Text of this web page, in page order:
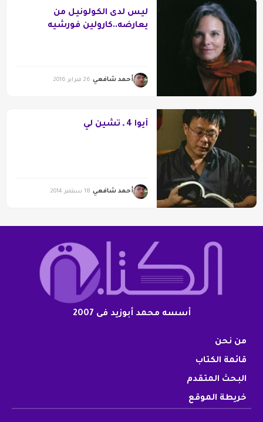
ليس لدى الكولونيل من
يعارضه..كارولين فورشيه
أحمد شافعي 26 فبراير 2016
أيوا 4 ـ تشين لي
أحمد شافعي 18 سبتمبر 2014
أسسه محمد أبوزيد فى 2007
من نحن
قائمة الكتاب
البحث المتقدم
خريطة الموقع